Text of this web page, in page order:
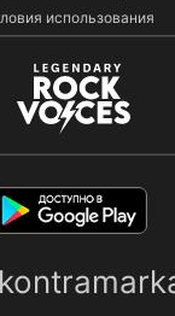
использования